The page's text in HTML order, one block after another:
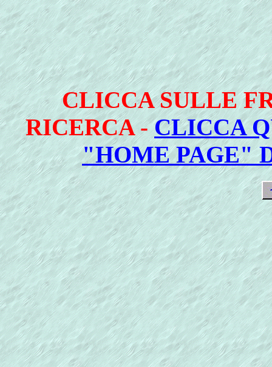
CLICCA SULLE
RICERCA -CLICCA
"HOME PAGE"